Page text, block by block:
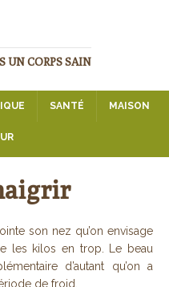
UN CORPS SAIN
SANTÉ MAISON
son nez qu’on envisage
les kilos en trop. Le beau
d’autant qu’on a
de froid.